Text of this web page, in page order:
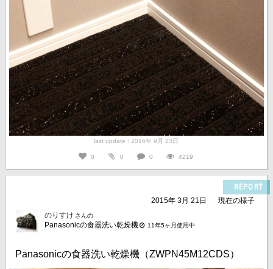
last update : 2016年 9月 23日
0 0 0 4219
REPORT
2015年 3月 21日
現在の様子
のりすけ さんの
Panasonicの食器洗い乾燥機 11年5ヶ月使用中
Panasonicの食器洗い乾燥機（ZWPN45M12CDS）